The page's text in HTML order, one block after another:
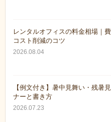
レンタルオフィスの料金相場｜
コスト削減のコツ
2026.08.04
【例文付き】暑中見舞い・残暑
ナーと書き方
2026.07.23